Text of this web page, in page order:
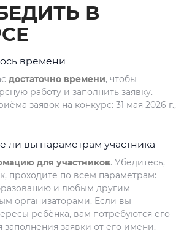
В
времени
достаточно времени, чтобы
работу и заполнить заявку.
заявок на конкурс: 31 мая 2026 г.,
ли вы параметрам участника
для участников. Убедитесь,
проходите по всем параметрам:
и любым другим
организаторами. Если вы
ребёнка, вам потребуются его
заявки от его имени.